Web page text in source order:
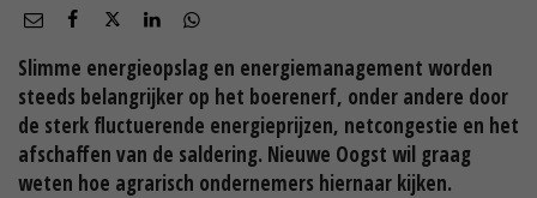
Slimme energieopslag en energiemanagement worden
steeds belangrijker op het boerenerf, onder andere door
de sterk fluctuerende energieprijzen, netcongestie en het
afschaffen van de saldering. Nieuwe Oogst wil graag
weten hoe agrarisch ondernemers hiernaar kijken.